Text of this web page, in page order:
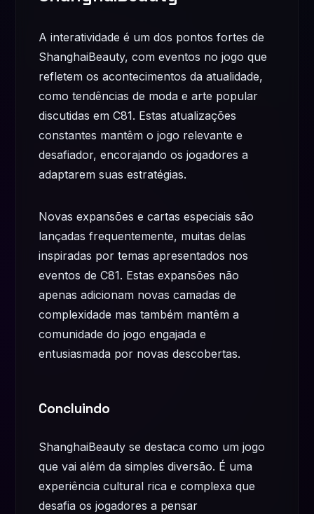
A interatividade é um dos pontos fortes de
ShanghaiBeauty, com eventos no jogo que
refletem os acontecimentos da atualidade,
como tendências de moda e arte popular
discutidas em C81. Estas atualizações
constantes mantêm o jogo relevante e
desafiador, encorajando os jogadores a
adaptarem suas estratégias.
Novas expansões e cartas especiais são
lançadas frequentemente, muitas delas
inspiradas por temas apresentados nos
eventos de C81. Estas expansões não
apenas adicionam novas camadas de
complexidade mas também mantêm a
comunidade do jogo engajada e
entusiasmada por novas descobertas.
Concluindo
ShanghaiBeauty se destaca como um jogo
que vai além da simples diversão. É uma
experiência cultural rica e complexa que
desafia os jogadores a pensar